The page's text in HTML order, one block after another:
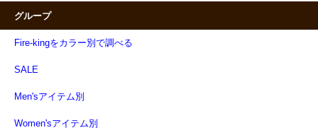
グループ
Fire-kingをカラー別で調べる
SALE
Men'sアイテム別
Women'sアイテム別